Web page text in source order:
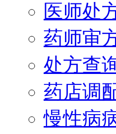
医师处
药师审
处方查
药店调
慢性病